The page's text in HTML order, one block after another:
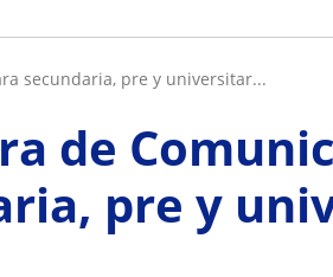
secundaria, pre y universitar...
de
pre y